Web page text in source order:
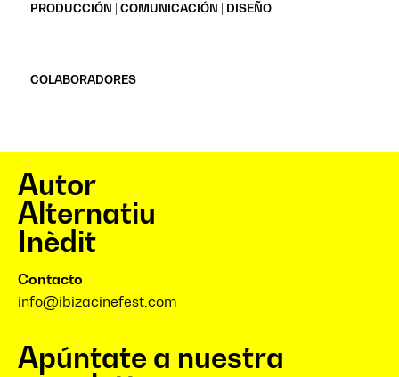
PRODUCCIÓN | COMUNICACIÓN | DISEÑO
COLABORADORES
Autor
Alternatiu
Inèdit
Contacto
info@ibizacinefest.com
Apúntate a nuestra